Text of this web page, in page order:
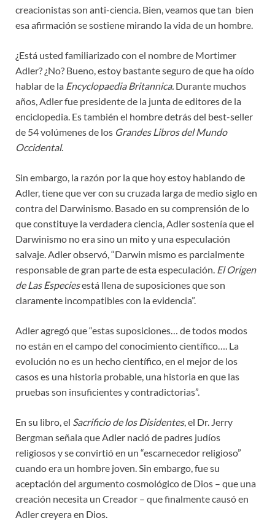
creacionistas son anti-ciencia. Bien, veamos que tan bien
esa afirmación se sostiene mirando la vida de un hombre.
¿Está usted familiarizado con el nombre de Mortimer
Adler? ¿No? Bueno, estoy bastante seguro de que ha oído
hablar de la Encyclopaedia Britannica. Durante muchos
años, Adler fue presidente de la junta de editores de la
enciclopedia. Es también el hombre detrás del best-seller
de 54 volúmenes de los Grandes Libros del Mundo
Occidental.
Sin embargo, la razón por la que hoy estoy hablando de
Adler, tiene que ver con su cruzada larga de medio siglo en
contra del Darwinismo. Basado en su comprensión de lo
que constituye la verdadera ciencia, Adler sostenía que el
Darwinismo no era sino un mito y una especulación
salvaje. Adler observó, “Darwin mismo es parcialmente
responsable de gran parte de esta especulación. El Origen
de Las Especiesestá llena de suposiciones que son
claramente incompatibles con la evidencia”.
Adler agregó que “estas suposiciones… de todos modos
no están en el campo del conocimiento científico…. La
evolución no es un hecho científico, en el mejor de los
casos es una historia probable, una historia en que las
pruebas son insuficientes y contradictorias”.
En su libro, el Sacrificio de los Disidentes, el Dr. Jerry
Bergman señala que Adler nació de padres judíos
religiosos y se convirtió en un “escarnecedor religioso”
cuando era un hombre joven. Sin embargo, fue su
aceptación del argumento cosmológico de Dios – que una
creación necesita un Creador – que finalmente causó en
Adler creyera en Dios.